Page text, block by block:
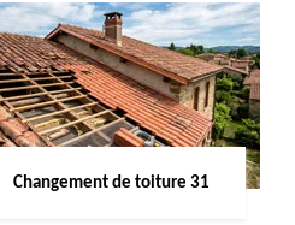
Changement de toiture 31